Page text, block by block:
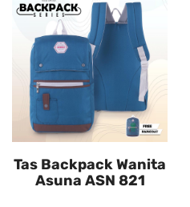
Tas Backpack Wanita
Asuna ASN 821